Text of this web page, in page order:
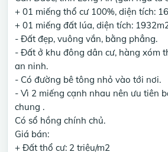
+ 01 miếng thổ cư 100%, diện tích:
+ 01 miếng đất lúa, diện tích:
- Đất đẹp, vuông vắn, bằng phẳng.
- Đất ở khu đông dân cư, hàng xóm
an ninh.
- Có đường bê tông nhỏ vào tới nơi.
- Vì 2 miếng cạnh nhau nên ưu tiên
chung .
Có sổ hồng chính chủ.
Giá bán:
+ Đất thổ cư: 2 triệu/m2